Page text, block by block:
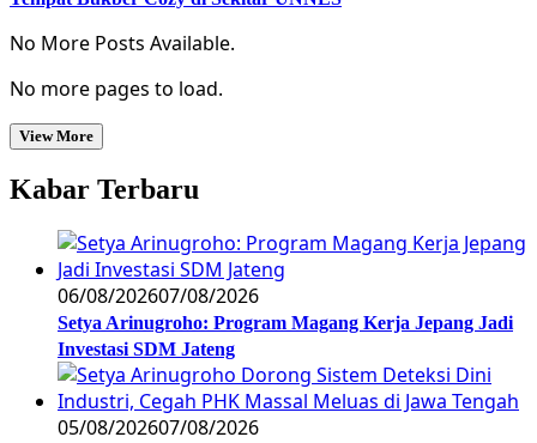
No More Posts Available.
No more pages to load.
View More
Kabar Terbaru
06/08/202607/08/2026
Setya Arinugroho: Program Magang Kerja Jepang Jadi
Investasi SDM Jateng
05/08/202607/08/2026